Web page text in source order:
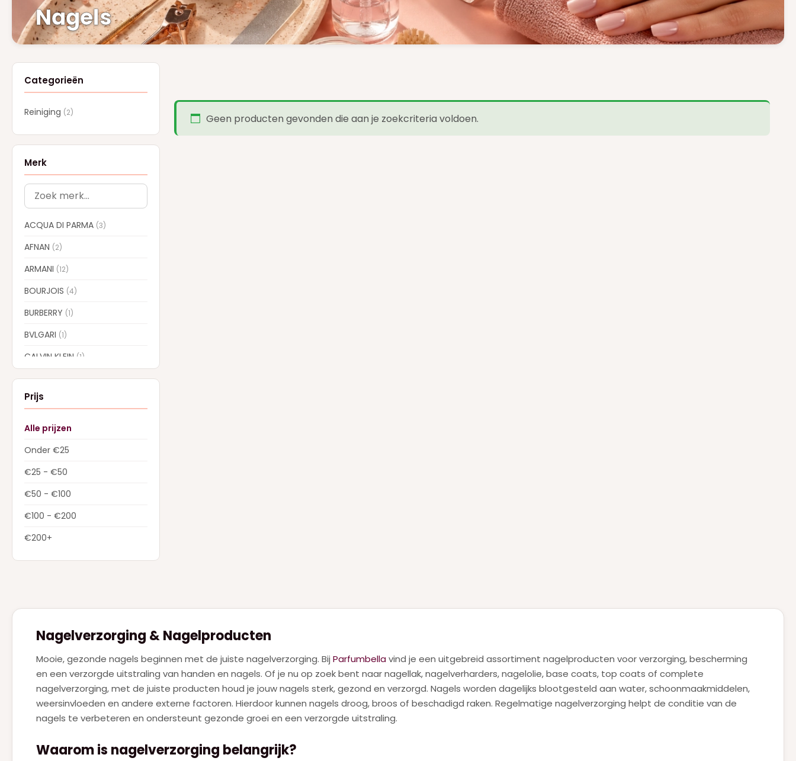
Nagels
Categorieën
Reiniging (2)
Merk
ACQUA DI PARMA (3)
AFNAN (2)
ARMANI (12)
BOURJOIS (4)
BURBERRY (1)
BVLGARI (1)
CALVIN KLEIN (1)
CAROLINA HERRERA(7)
CARTIER
CHLOE(6)
COLLISTAR
CREED (13)
DIOR (22)
Dolce & Gabbana
DSQUARED2
GUCCI(9)
GUERLAIN(20)
HERMES(3)
HUGO BOSS(7)
JIMMY CHOO(1)
Prijs
Alle prijzen
Onder €25
€25 - €50
€50 - €100
€100 - €200
€200+
Geen producten gevonden die aan je zoekcriteria voldoen.
Nagelverzorging & Nagelproducten
Mooie, gezonde nagels beginnen met de juiste nagelverzorging. Bij Parfumbellavind je een uitgebreid assortiment nagelproducten voor verzorging, bescherming
en een verzorgde uitstraling van handen en nagels. Of je nu op zoek bent naar nagellak, nagelverharders, nagelolie, base coats, top coats of complete
nagelverzorging, met de juiste producten houd je jouw nagels sterk, gezond en verzorgd. Nagels worden dagelijks blootgesteld aan water, schoonmaakmiddelen,
weersinvloeden en andere externe factoren. Hierdoor kunnen nagels droog, broos of beschadigd raken. Regelmatige nagelverzorging helpt de conditie van de
nagels te verbeteren en ondersteunt gezonde groei en een verzorgde uitstraling.
Waarom is nagelverzorging belangrijk?